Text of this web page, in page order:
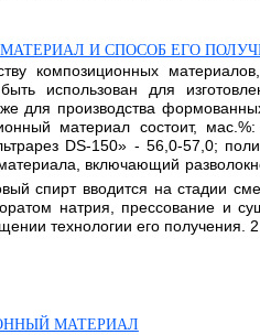
И СПОСОБ ЕГО
композиционных
использован для
для производства
материал состоит,
DS-150» - 56,0-57,0;
включающий
спирт вводится на стадии
натрия, прессование и
технологии его получения.
МАТЕРИАЛ